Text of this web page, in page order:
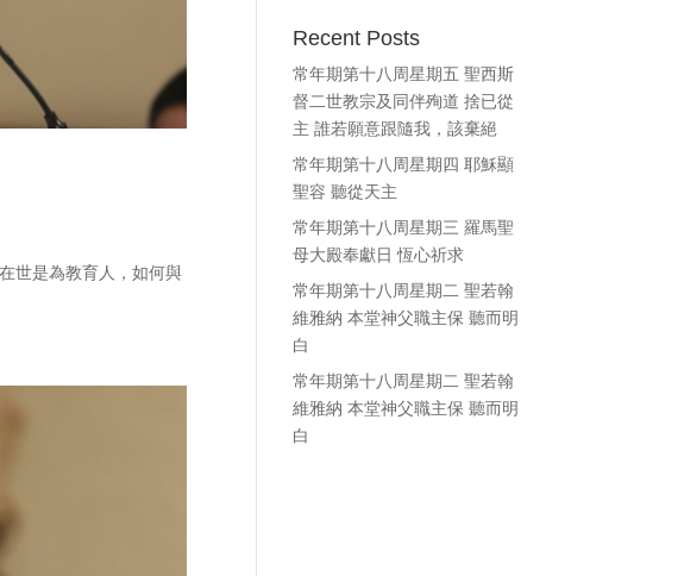
世是為教育人，如何與
Recent Posts
常年期第十八周星期五 聖西斯
督二世教宗及同伴殉道 捨已從
主 誰若願意跟隨我，該棄絕
常年期第十八周星期四 耶穌顯
聖容 聽從天主
常年期第十八周星期三 羅馬聖
母大殿奉獻日 恆心祈求
常年期第十八周星期二 聖若翰
維雅納 本堂神父職主保 聽而明
白
常年期第十八周星期二 聖若翰
維雅納 本堂神父職主保 聽而明
白